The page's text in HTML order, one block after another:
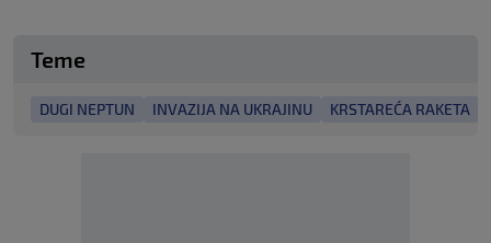
Teme
DUGI NEPTUN INVAZIJA NA UKRAJINU KRSTAREĆA RAKETA